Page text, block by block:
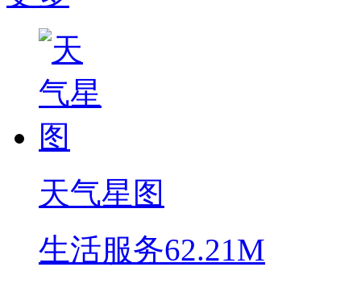
天气星图
生活服务62.21M